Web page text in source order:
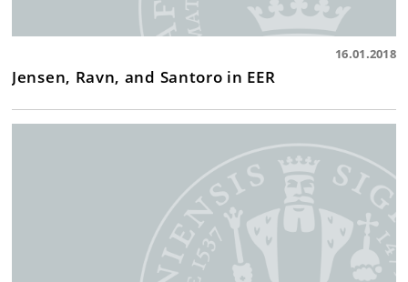
16.01.2018
Jensen, Ravn, and Santoro in EER